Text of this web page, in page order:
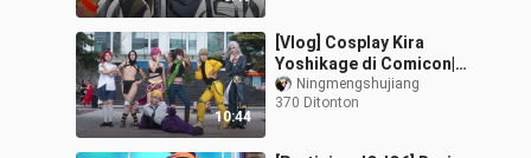
10:44
[Vlog] Cosplay Kira
Yoshikage di Comicon|
<JoJo's Bizarre
Adventure>
Ningmengshujiang
370 Ditonton